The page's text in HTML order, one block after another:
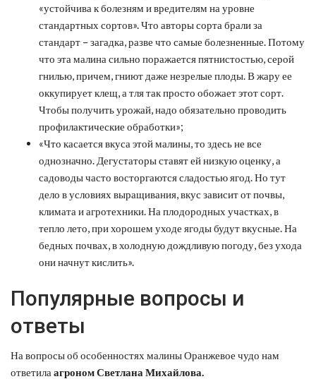
«устойчива к болезням и вредителям на уровне
стандартных сортов». Что авторы сорта брали за
стандарт – загадка, разве что самые болезненные. Потому
что эта малина сильно поражается пятнистостью, серой
гнилью, причем, гниют даже незрелые плоды. В жару ее
оккупирует клещ, а тля так просто обожает этот сорт.
Чтобы получить урожай, надо обязательно проводить
профилактические обработки»;
«Что касается вкуса этой малины, то здесь не все
однозначно. Дегустаторы ставят ей низкую оценку, а
садоводы часто восторгаются сладостью ягод. Но тут
дело в условиях выращивания, вкус зависит от почвы,
климата и агротехники. На плодородных участках, в
тепло лето, при хорошем уходе ягоды будут вкусные. На
бедных почвах, в холодную дождливую погоду, без ухода
они начнут кислить».
Популярные вопросы и
ответы
На вопросы об особенностях малины Оранжевое чудо нам
ответила агроном Светлана Михайлова.